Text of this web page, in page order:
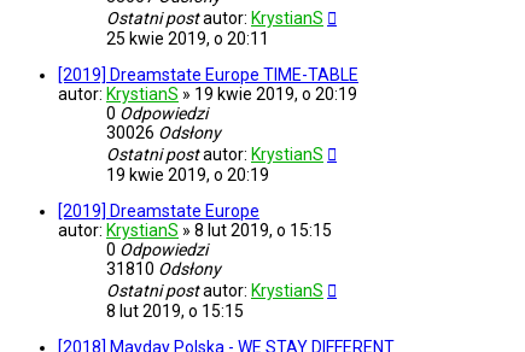
Ostatni postautor: KrystianS
25 kwie 2019, o 20:11
[2019] Dreamstate Europe TIME-TABLE
autor: KrystianS » 19 kwie 2019, o 20:19
0 Odpowiedzi
30026 Odsłony
Ostatni postautor: KrystianS
19 kwie 2019, o 20:19
[2019] Dreamstate Europe
autor: KrystianS » 8 lut 2019, o 15:15
0 Odpowiedzi
31810 Odsłony
Ostatni postautor: KrystianS
8 lut 2019, o 15:15
[2018] Mayday Polska - WE STAY DIFFERENT